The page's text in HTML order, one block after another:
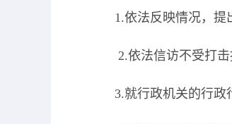
1.依法反映情况，提
2.依法信访不受打击
3.就行政机关的行政